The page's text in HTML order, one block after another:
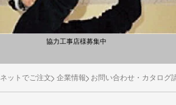
協力工事店様募集中
ネットでご注文 企業情報 お問い合わせ・カタログ